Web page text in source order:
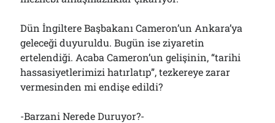
Dün İngiltere Başbakanı Cameron’un Ankara’ya
geleceği duyuruldu. Bugün ise ziyaretin
ertelendiği. Acaba Cameron’un gelişinin, “tarihi
hassasiyetlerimizi hatırlatıp”, tezkereye zarar
vermesinden mi endişe edildi?
-Barzani Nerede Duruyor?-